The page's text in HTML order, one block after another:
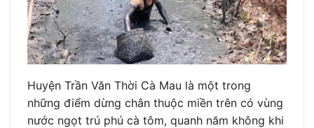
Huyện Trần Văn Thời Cà Mau là một trong
những điểm dừng chân thuộc miền trên có vùng
nước ngọt trú phú cà tôm, quanh năm không khi